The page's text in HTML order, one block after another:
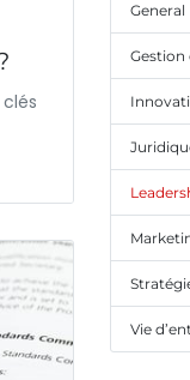
General
Gestion
Vie